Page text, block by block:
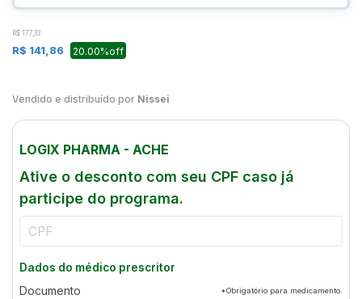
R$ 177,33
R$ 141,86 20.00%off
Vendido e distribuído por Nissei
LOGIX PHARMA - ACHE
Ative o desconto com seu CPF caso já
participe do programa.
Dados do médico prescritor
Documento *Obrigatório para medicamento.